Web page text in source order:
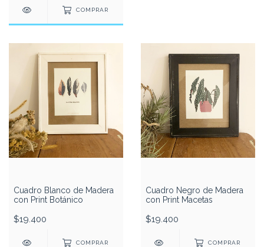
COMPRAR
Cuadro Blanco de Madera
con Print Botánico
$19.400
COMPRAR
Cuadro Negro de Madera
con Print Macetas
$19.400
COMPRAR